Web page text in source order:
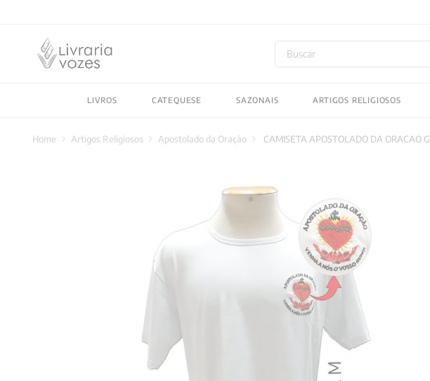
em compras
Buscar
LIVROS CATEQUESE SAZONAIS ARTIGOS RELIGIOSOS
Artigos Religiosos Apostolado da Oração CAMISETA APOSTOLADO DA ORACAO
2027
byung chul han
santo agostinho